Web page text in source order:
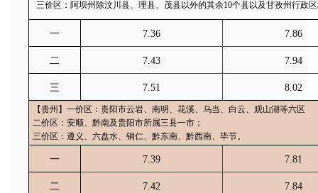
三价区：阿坝州除汶川县、理县、茂县以外的其余10个县以及甘孜州行政
一 7.36 7.86
二 7.43 7.94
三 7.51 8.02
【贵州】一价区：贵阳市云岩、南明、花溪、乌当、白云、观山湖等六区
二价区：安顺、黔南及贵阳市所属三县一市；
三价区：遵义、六盘水、铜仁、黔东南、黔西南、毕节。
一 7.39 7.81
二 7.42 7.84